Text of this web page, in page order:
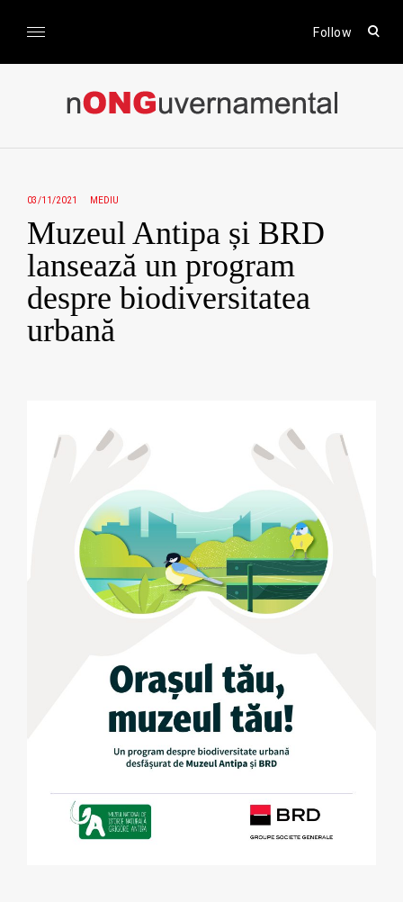
Follow
open
form
nONGuvernamental
03/11/2021 MEDIU
Muzeul Antipa și BRD
lansează un program
despre biodiversitatea
urbană